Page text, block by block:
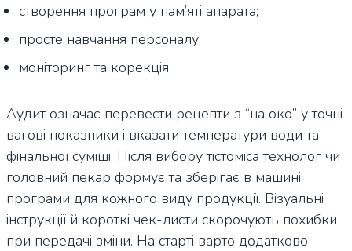
створення програм у пам’яті апарата;
просте навчання персоналу;
моніторинг та корекція.
Аудит означає перевести рецепти з “на око” у точні
вагові показники і вказати температури води та
фінальної суміші. Після вибору тістоміса технолог чи
головний пекар формує та зберігає в машині
програми для кожного виду продукції. Візуальні
інструкції й короткі чек-листи скорочують похибки
при передачі зміни. На старті варто додатково